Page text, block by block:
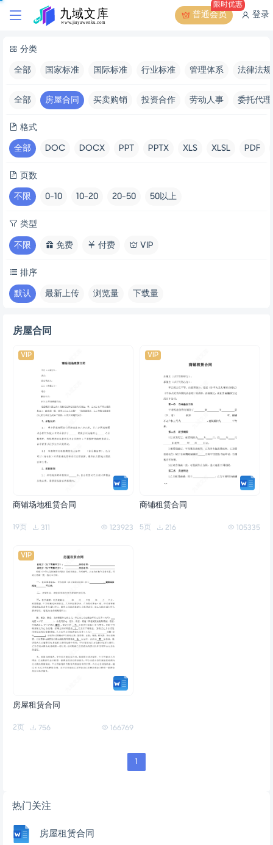
普通会员
限时优惠
登录
分类
全部 国家标准 国际标准 行业标准 管理体系 法律法规
全部 房屋合同 买卖购销 投资合作 劳动人事 委托代理
格式
全部 DOC DOCX PPT PPTX XLS XLSL PDF
页数
不限 0-10 10-20 20-50 50以上
类型
不限 免费 付费 VIP
排序
默认 最新上传 浏览量 下载量
房屋合同
VIP
商铺场地租赁合同
19页 311 123923
VIP
商铺租赁合同
5页 216 105335
VIP
房屋租赁合同
2页 756 166769
1
热门关注
房屋租赁合同